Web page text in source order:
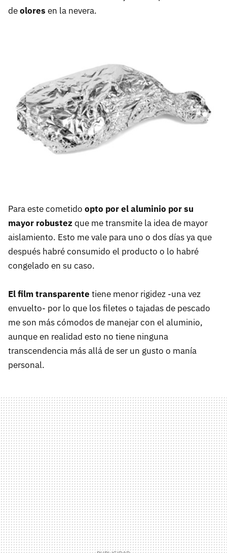
deolores en la nevera.
Para este cometido opto por el aluminio por su
mayor robustezque me transmite la idea de mayor
aislamiento. Esto me vale para uno o dos días ya que
después habré consumido el producto o lo habré
congelado en su caso.
El film transparente tiene menor rigidez -una vez
envuelto- por lo que los filetes o tajadas de pescado
me son más cómodos de manejar con el aluminio,
aunque en realidad esto no tiene ninguna
transcendencia más allá de ser un gusto o manía
personal.